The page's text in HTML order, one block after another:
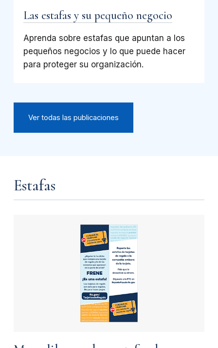
Las estafas y su pequeño negocio
Aprenda sobre estafas que apuntan a los
pequeños negocios y lo que puede hacer
para proteger su organización.
Ver todas las publicaciones
Estafas